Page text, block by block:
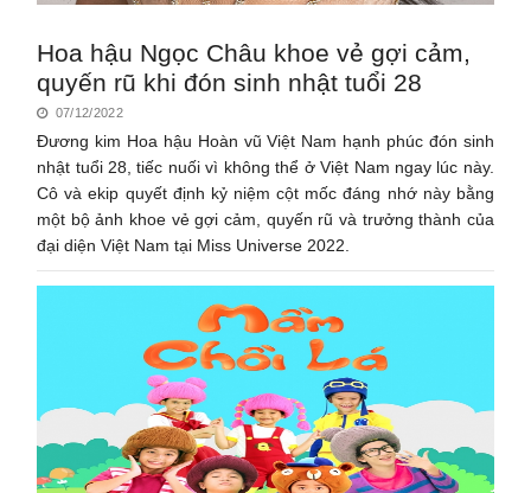
Hoa hậu Ngọc Châu khoe vẻ gợi cảm,
quyến rũ khi đón sinh nhật tuổi 28
07/12/2022
Đương kim Hoa hậu Hoàn vũ Việt Nam hạnh phúc đón sinh
nhật tuổi 28, tiếc nuối vì không thể ở Việt Nam ngay lúc này.
Cô và ekip quyết định kỷ niệm cột mốc đáng nhớ này bằng
một bộ ảnh khoe vẻ gợi cảm, quyến rũ và trưởng thành của
đại diện Việt Nam tại Miss Universe 2022.